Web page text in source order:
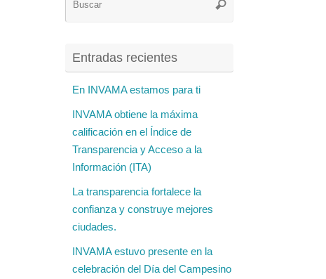
Buscar
Entradas recientes
En INVAMA estamos para ti
INVAMA obtiene la máxima
calificación en el Índice de
Transparencia y Acceso a la
Información (ITA)
La transparencia fortalece la
confianza y construye mejores
ciudades.
INVAMA estuvo presente en la
celebración del Día del Campesino